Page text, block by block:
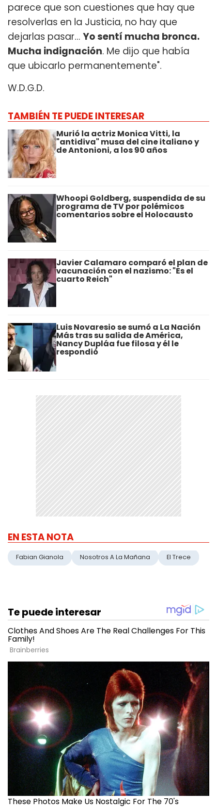
parece que son cuestiones que hay que
resolverlas en la Justicia, no hay que
dejarlas pasar... Yo sentí mucha bronca.
Mucha indignación. Me dijo que había
que ubicarlo permanentemente".
W.D.G.D.
TAMBIÉN TE PUEDE INTERESAR
Murió la actriz Monica Vitti, la
"antidiva" musa del cine italiano y
de Antonioni, a los 90 años
Whoopi Goldberg, suspendida de su
programa de TV por polémicos
comentarios sobre el Holocausto
Javier Calamaro comparó el plan de
vacunación con el nazismo: "Es el
cuarto Reich"
Luis Novaresio se sumó a La Nación
Más tras su salida de América,
Nancy Dupláa fue filosa y él le
respondió
EN ESTA NOTA
Fabian Gianola Nosotros A La Mañana El Trece